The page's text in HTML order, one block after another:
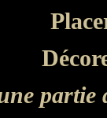
partie